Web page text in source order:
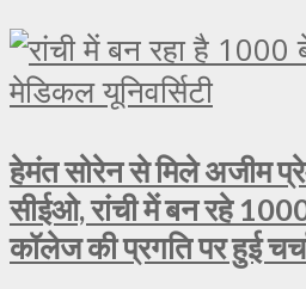
हेमंत सोरेन से मिले अजीम
सीईओ, रांची में बन रहे
कॉलेज की प्रगति पर हुई